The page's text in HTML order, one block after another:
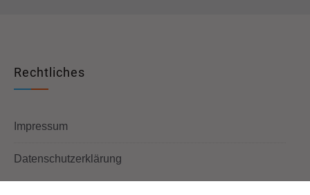
Rechtliches
Impressum
Datenschutzerklärung